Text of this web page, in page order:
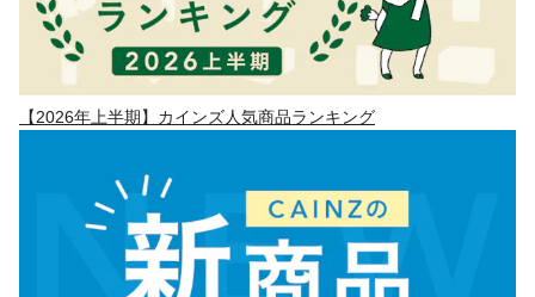
【2026年上半期】カインズ人気商品ランキング